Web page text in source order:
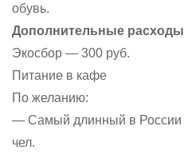
обувь.
Дополнительные расходы
Экосбор — 300 руб.
Питание в кафе
По желанию:
— Самый длинный в России
чел.